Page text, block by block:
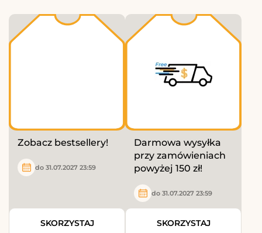
Zobacz bestsellery!
do 31.07.2027 23:59
SKORZYSTAJ
Darmowa wysyłka
przy zamówieniach
powyżej 150 zł!
do 31.07.2027 23:59
SKORZYSTAJ